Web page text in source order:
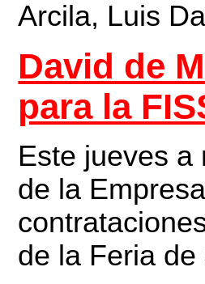
Arcila, Luis
David de
para la
Este jueves
de la
de la Feria